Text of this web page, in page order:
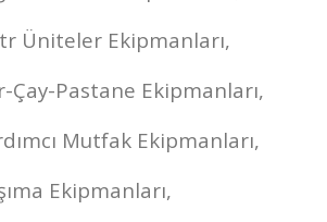
Üniteler Ekipmanları,
Çay-Pastane Ekipmanları,
Mutfak Ekipmanları,
Ekipmanları,